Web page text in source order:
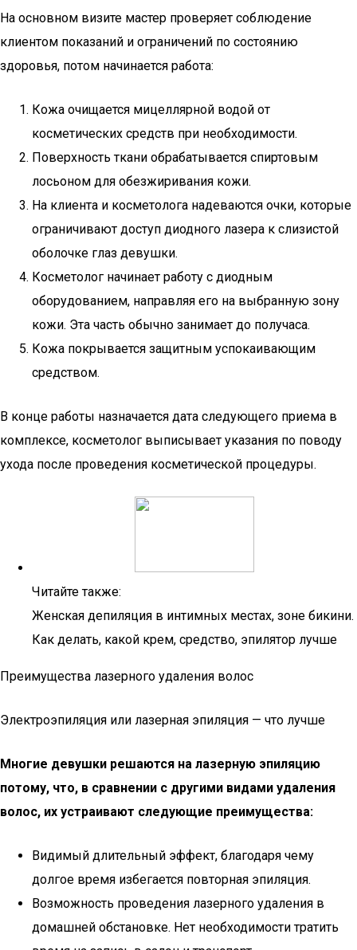
На основном визите мастер проверяет соблюдение
клиентом показаний и ограничений по состоянию
здоровья, потом начинается работа:
Кожа очищается мицеллярной водой от
косметических средств при необходимости.
Поверхность ткани обрабатывается спиртовым
лосьоном для обезжиривания кожи.
На клиента и косметолога надеваются очки, которые
ограничивают доступ диодного лазера к слизистой
оболочке глаз девушки.
Косметолог начинает работу с диодным
оборудованием, направляя его на выбранную зону
кожи. Эта часть обычно занимает до получаса.
Кожа покрывается защитным успокаивающим
средством.
В конце работы назначается дата следующего приема в
комплексе, косметолог выписывает указания по поводу
ухода после проведения косметической процедуры.
Читайте также:
Женская депиляция в интимных местах, зоне бикини.
Как делать, какой крем, средство, эпилятор лучше
Преимущества лазерного удаления волос
Электроэпиляция или лазерная эпиляция — что лучше
Многие девушки решаются на лазерную эпиляцию
потому, что, в сравнении с другими видами удаления
волос, их устраивают следующие преимущества:
Видимый длительный эффект, благодаря чему
долгое время избегается повторная эпиляция.
Возможность проведения лазерного удаления в
домашней обстановке. Нет необходимости тратить